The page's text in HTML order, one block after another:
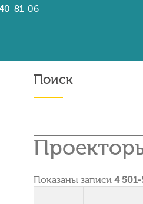
81-06
Поиск
Показаны записи 4